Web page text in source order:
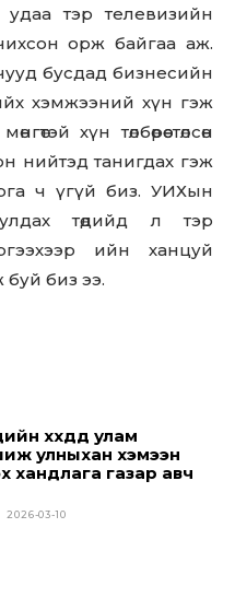
удаа тэр телевизийн
орж байгаа аж.
бусдад бизнесийн
хийх хэмжээний хүн гэж
хүн төлбөрөө төлсөн
нийтэд танигдах гэж
ч үгүй биз. УИХ­ын
төдийд л тэр
ийн ханцуй
биз ээ.
хүүхдүүд улам
улныхан хэмээн
хандлага газар авч
2026-03-10